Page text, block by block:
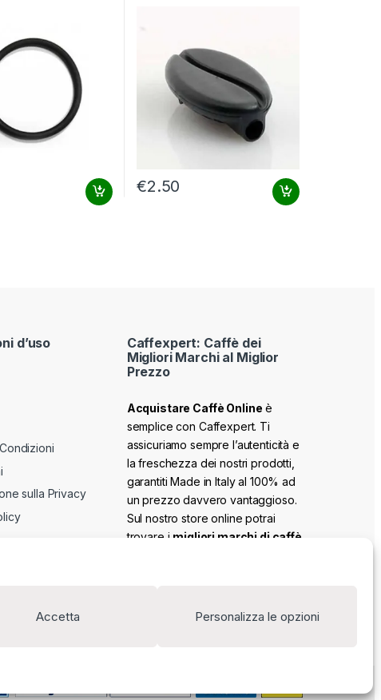
Accetta Personalizza le opzioni
€2.50
d’uso
sulla Privacy
Caffexpert: Caffè dei
Migliori Marchi al Miglior
Prezzo
Acquistare Caffè Online è
semplice con Caffexpert. Ti
assicuriamo sempre l’autenticità e
la freschezza dei nostri prodotti,
garantiti Made in Italy al 100% ad
un prezzo davvero vantaggioso.
Sul nostro store online potrai
trovare i migliori marchi di caffè